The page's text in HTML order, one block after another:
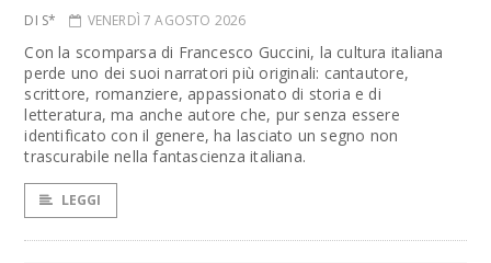
DI S* VENERDÌ 7 AGOSTO 2026
Con la scomparsa di Francesco Guccini, la cultura italiana
perde uno dei suoi narratori più originali: cantautore,
scrittore, romanziere, appassionato di storia e di
letteratura, ma anche autore che, pur senza essere
identificato con il genere, ha lasciato un segno non
trascurabile nella fantascienza italiana.
LEGGI